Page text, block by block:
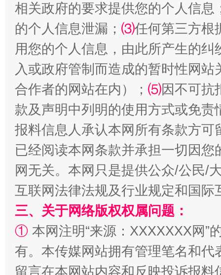
全民健身五年计划来了！等你上场
阿坝州三大球赛在茂县开幕 规模
相关政府的要求提供您的个人信息
的个人信息泄漏； ⑶任何第三方根
用您的个人信息，由此所产生的纠
入或政府管制而造成的暂时性网
合作者的网站在内）； ⑸因不可抗
款及声明中列明的使用方式或免责
报料信息人承认本网所有条款方
已经阅读本网条款并承担一切因
网无关。本网只是提供公众/公民/
互联网法律法规及行业规定和国
三、关于网络版权权属问题：
① 本网注明“来源：XXXXXXX网”
有。本传媒网站拥有管理笔名和
留言在本网站内容和反映投诉报